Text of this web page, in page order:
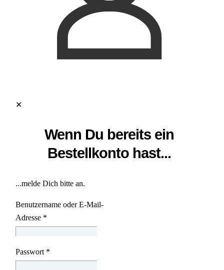
✕
Wenn Du bereits ein
Bestellkonto hast...
...melde Dich bitte an.
Benutzername oder E-Mail-
Adresse *
Passwort *